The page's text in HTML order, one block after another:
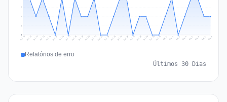
1
1
2
Jul 10 Jul 11 Jul 12 Jul 13 Jul 14 Jul 15 Jul 16 Jul 17 Jul 18 Jul 19 Jul 20 Jul 21 Jul 22 Jul 23 Jul 24 Jul 25 Jul 26 Jul 27 Jul 28 Jul 29 Jul 30 Jul 31 Aug 1 Aug 2 Aug 3 Aug 4 Aug 5 Aug 6 Aug 7 Aug 8
Relatórios de erro
Últimos 30 Dias